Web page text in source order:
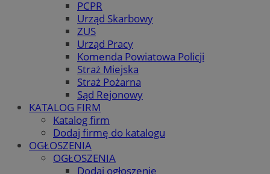
PCPR
Urząd Skarbowy
ZUS
Urząd Pracy
Komenda Powiatowa Policji
Straż Miejska
Straż Pożarna
Sąd Rejonowy
KATALOG FIRM
Katalog firm
Dodaj firmę do katalogu
OGŁOSZENIA
OGŁOSZENIA
Dodaj ogłoszenie